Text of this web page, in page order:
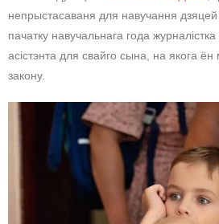
непрыстасаваня для навучання дзяцей
пачатку навучальнага года
асістэнта для свайго сына, на якога
закону.